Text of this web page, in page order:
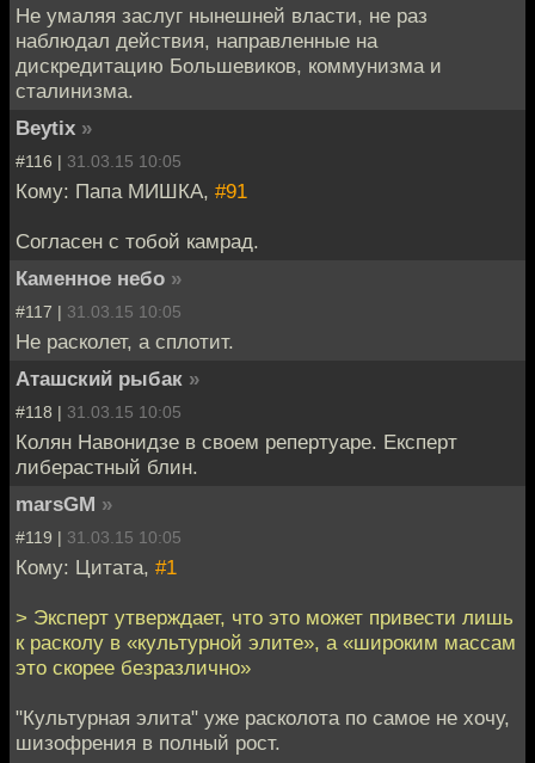
Не умаляя заслуг нынешней власти, не раз
наблюдал действия, направленные на
дискредитацию Большевиков, коммунизма и
сталинизма.
Beytix »
#116 | 31.03.15 10:05
Кому: Папа МИШКА, #91
Согласен с тобой камрад.
Каменное небо »
#117 | 31.03.15 10:05
Не расколет, а сплотит.
Аташский рыбак »
#118 | 31.03.15 10:05
Колян Навонидзе в своем репертуаре. Експерт
либерастный блин.
marsGM »
#119 | 31.03.15 10:05
Кому: Цитата, #1
> Эксперт утверждает, что это может привести лишь
к расколу в «культурной элите», а «широким массам
это скорее безразлично»
"Культурная элита" уже расколота по самое не хочу,
шизофрения в полный рост.